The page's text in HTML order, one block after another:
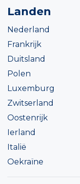
Landen
Nederland
Frankrijk
Duitsland
Polen
Luxemburg
Zwitserland
Oostenrijk
Ierland
Italië
Oekraïne